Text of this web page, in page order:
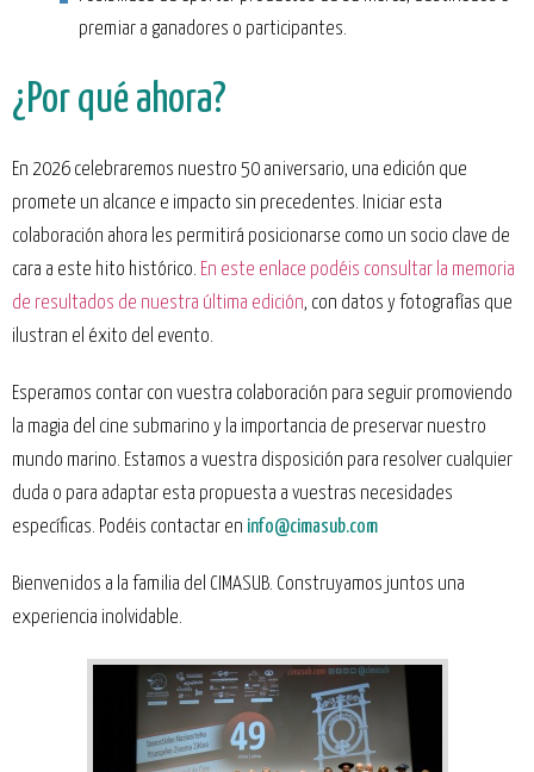
premiar a ganadores o participantes.
¿Por qué ahora?
En 2026 celebraremos nuestro 50 aniversario, una edición que
promete un alcance e impacto sin precedentes. Iniciar esta
colaboración ahora les permitirá posicionarse como un socio clave de
cara a este hito histórico. En este enlace podéis consultar la memoria
de resultados de nuestra última edición, con datos y fotografías que
ilustran el éxito del evento.
Esperamos contar con vuestra colaboración para seguir promoviendo
la magia del cine submarino y la importancia de preservar nuestro
mundo marino. Estamos a vuestra disposición para resolver cualquier
duda o para adaptar esta propuesta a vuestras necesidades
específicas. Podéis contactar en info@cimasub.com
Bienvenidos a la familia del CIMASUB. Construyamos juntos una
experiencia inolvidable.